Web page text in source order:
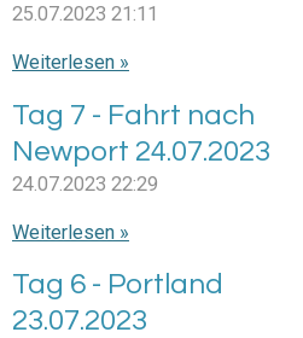
25.07.2023 21:11
Weiterlesen »
Tag 7 - Fahrt nach
Newport 24.07.2023
24.07.2023 22:29
Weiterlesen »
Tag 6 - Portland
23.07.2023